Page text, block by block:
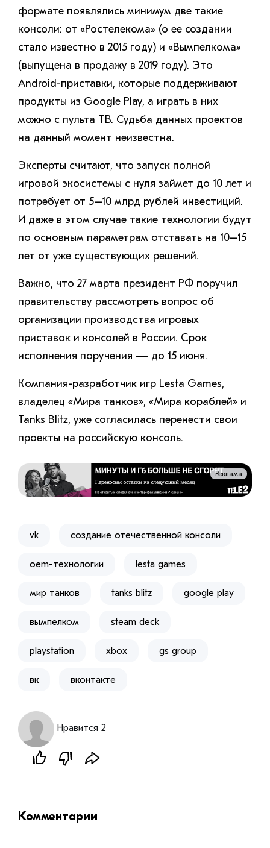
формате появлялись минимум две такие
консоли: от «Ростелекома» (о ее создании
стало известно в 2015 году) и «Вымпелкома»
(выпущена в продажу в 2019 году). Это
Android-приставки, которые поддерживают
продукты из Google Play, а играть в них
можно с пульта ТВ. Судьба данных проектов
на данный момент неизвестна.
Эксперты считают, что запуск полной
игровой экосистемы с нуля займет до 10 лет и
потребует от 5–10 млрд рублей инвестиций.
И даже в этом случае такие технологии будут
по основным параметрам отставать на 10–15
лет от уже существующих решений.
Важно, что 27 марта президент РФ поручил
правительству рассмотреть вопрос об
организации производства игровых
приставок и консолей в России. Срок
исполнения поручения — до 15 июня.
Компания-разработчик игр Lesta Games,
владелец «Мира танков», «Мира кораблей» и
Tanks Blitz, уже согласилась перенести свои
проекты на российскую консоль.
Реклама
vk создание отечественной консоли
oem-технологии lesta games
мир танков tanks blitz google play
вымпелком steam deck
playstation xbox gs group
вк вконтакте
Нравится 2
Комментарии